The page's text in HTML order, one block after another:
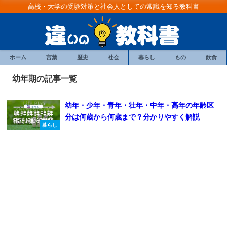
高校・大学の受験対策と社会人としての常識を知る教科書
ホーム 言葉 歴史 社会 暮らし もの 飲食
幼年期の記事一覧
暮らし
幼年・少年・青年・壮年・中年・高年の年齢区
分は何歳から何歳まで？分かりやすく解説